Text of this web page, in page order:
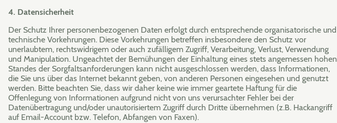
4. Datensicherheit
Der Schutz Ihrer personenbezogenen Daten erfolgt durch entsprechende organisatorische und
technische Vorkehrungen. Diese Vorkehrungen betreffen insbesondere den Schutz vor
unerlaubtem, rechtswidrigem oder auch zufälligem Zugriff, Verarbeitung, Verlust, Verwendung
und Manipulation. Ungeachtet der Bemühungen der Einhaltung eines stets angemessen hohen
Standes der Sorgfaltsanforderungen kann nicht ausgeschlossen werden, dass Informationen,
die Sie uns über das Internet bekannt geben, von anderen Personen eingesehen und genutzt
werden. Bitte beachten Sie, dass wir daher keine wie immer geartete Haftung für die
Offenlegung von Informationen aufgrund nicht von uns verursachter Fehler bei der
Datenübertragung und/oder unautorisiertem Zugriff durch Dritte übernehmen (z.B. Hackangriff
auf Email-Account bzw. Telefon, Abfangen von Faxen).